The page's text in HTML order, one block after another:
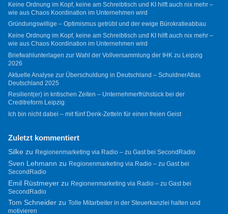
Keine Ordnung im Kopf, keine am Schreibtisch und KI hilft auch nix mehr –
wie aus Chaos Koordination im Unternehmen wird
Gründungswillige – Optimismus getrübt und der ewige Bürokratieabbau
Keine Ordnung im Kopf, keine am Schreibtisch und KI hilft auch nix mehr –
wie aus Chaos Koordination im Unternehmen wird
Briefwahlunterlagen zur Wahl der Vollversammlung der IHK zu Leipzig
2026
Aktuelle Analyse zur Überschuldung in Deutschland – SchuldnerAtlas
Deutschland 2025
Resilient(er) in kritischen Zeiten – Unternehmerfrühstück bei der
Creditreform Leipzig
Ich bin nicht dabei – mit fünf Denk-Zetteln für einen freien Geist
Zuletzt kommentiert
Silkezu Regionenmarketing via Radio – zu Gast bei SecondRadio
Sven Lehmann zu Regionenmarketing via Radio – zu Gast bei
SecondRadio
Emil Rüstmeyerzu Regionenmarketing via Radio – zu Gast bei
SecondRadio
Tom Schneiderzu Tolle Mitarbeiter in der Steuerkanzlei halten und
motivieren